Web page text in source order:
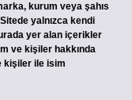
kurum veya şahıs
yalnızca kendi
yer alan içerikler
ve kişiler hakkında
kişiler ile isim